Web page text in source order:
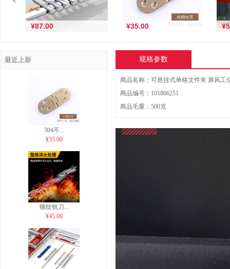
¥87.00 ¥35.00
合页静音缓冲液压五金衣
柜合页柜子衣柜中弯飞
最近上新
304不...
¥35.00
螺纹铣刀...
¥45.00
规格参数
商品名称：可悬挂式单格文件夹 屏风工
商品编号：101866251
商品毛重：500克